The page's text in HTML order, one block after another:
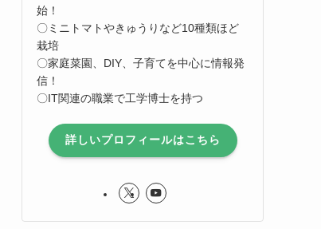
始！
〇ミニトマトやきゅうりなど10種類ほど
栽培
〇家庭菜園、DIY、子育てを中心に情報発
信！
〇IT関連の職業で工学博士を持つ
詳しいプロフィールはこちら